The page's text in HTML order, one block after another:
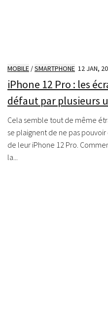
MOBILE /SMARTPHONE 12 JAN,
iPhone 12 Pro : les
défaut par plusieurs
Cela semble tout de même
se plaignent de ne pas
de leur iPhone 12 Pro.
la...